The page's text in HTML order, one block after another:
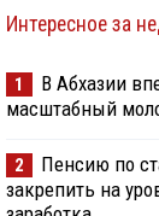
Интересное за
1
В Абхазии
масштабный
2
Пенсию по
закрепить на